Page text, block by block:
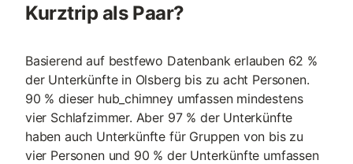
Kurztrip als Paar?
Basierend auf bestfewo Datenbank erlauben 62 %
der Unterkünfte in Olsberg bis zu acht Personen.
90 % dieser hub_chimney umfassen mindestens
vier Schlafzimmer. Aber 97 % der Unterkünfte
haben auch Unterkünfte für Gruppen von bis zu
vier Personen und 90 % der Unterkünfte umfassen